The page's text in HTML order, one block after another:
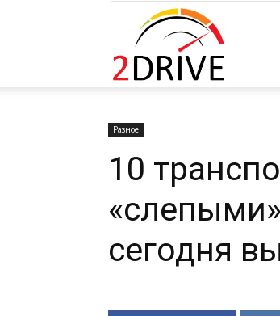
Разное
10
сегодня